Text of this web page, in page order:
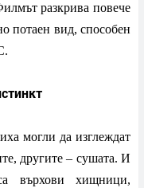
разкрива повече
потаен вид, способен
могли да изглеждат
другите – сушата. И
върхови хищници,